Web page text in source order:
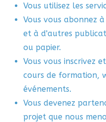
Vous utilisez les
Vous vous abonnez
et à d'autres
ou papier.
Vous vous inscrivez
cours de formation,
événements.
Vous devenez
projet que nous